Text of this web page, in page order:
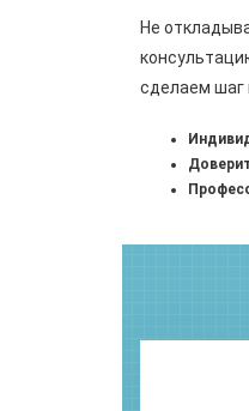
Не
сделаем шаг